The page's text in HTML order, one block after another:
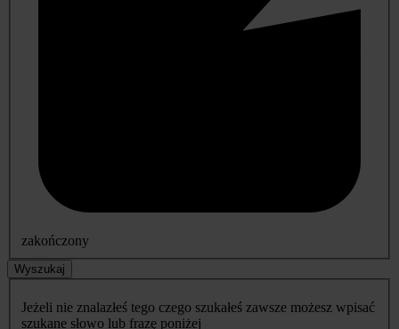
zakończony
Wyszukaj
Jeżeli nie znalazłeś tego czego szukałeś zawsze możesz wpisać
szukane słowo lub frazę poniżej